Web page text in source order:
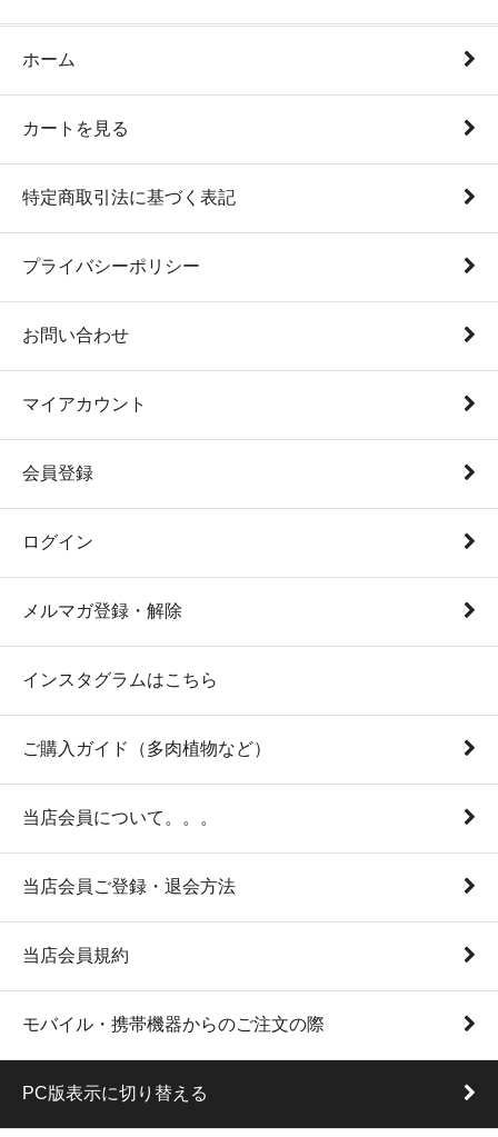
ホーム
カートを見る
特定商取引法に基づく表記
プライバシーポリシー
お問い合わせ
マイアカウント
会員登録
ログイン
メルマガ登録・解除
インスタグラムはこちら
ご購入ガイド（多肉植物など）
当店会員について。。。
当店会員ご登録・退会方法
当店会員規約
モバイル・携帯機器からのご注文の際
PC版表示に切り替える